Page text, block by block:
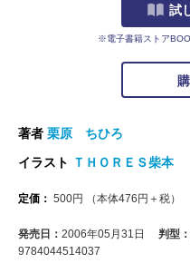
試
※電子書籍ストア
著者 栗原 ちひろ
イラスト ＴＨＯＲＥＳ柴本
定価： 500円 （本体476 円＋税）
発売日： 2006年05月31日 判型：
9784044514037